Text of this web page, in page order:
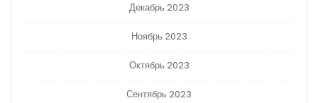
Декабрь 2023
Ноябрь 2023
Октябрь 2023
Сентябрь 2023